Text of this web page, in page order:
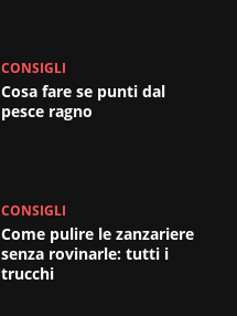
CONSIGLI
Cosa fare se punti dal
pesce ragno
CONSIGLI
Come pulire le zanzariere
senza rovinarle: tutti i
trucchi